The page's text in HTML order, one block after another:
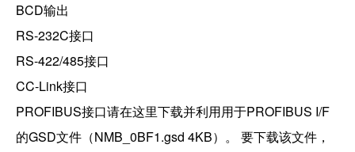
BCD输出
RS-232C接口
RS-422/485接口
CC-Link接口
PROFIBUS接口请在这里下载并利用用于PROFIBUS I/F
的GSD文件（NMB_0BF1.gsd 4KB）。 要下载该文件，